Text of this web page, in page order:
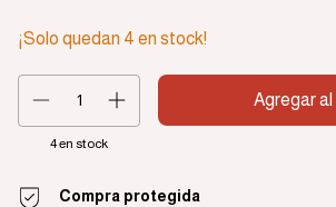
¡Solo quedan 4 en stock!
4en stock
Compra protegida